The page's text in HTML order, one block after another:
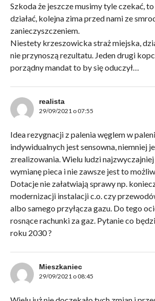
Szkoda że jeszcze musimy tyle czekać,
działać, kolejna zima przed nami ze
zanieczyszczeniem.
Niestety krzeszowicka straż miejska,
nie przynoszą rezultatu. Jeden drugi
porządny mandat to by się oduczył…
realista
29/09/2021 o 07:55
Idea rezygnacji z palenia węglem w
indywidualnych jest sensowna, niemniej
zrealizowania. Wielu ludzi najzwyczajniej
wymianę pieca i nie zawsze jest to
Dotacje nie załatwiają sprawy np.
modernizacji instalacji c.o. czy
albo samego przyłącza gazu. Do tego
rosnące rachunki za gaz. Pytanie co
roku 2030 ?
Mieszkaniec
29/09/2021 o 08:45